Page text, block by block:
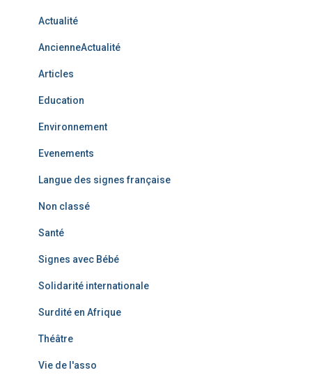
Actualité
AncienneActualité
Articles
Education
Environnement
Evenements
Langue des signes française
Non classé
Santé
Signes avec Bébé
Solidarité internationale
Surdité en Afrique
Théâtre
Vie de l'asso